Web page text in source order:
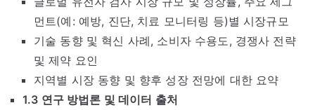
먼트(예: 예방, 진단, 치료 모니터링 등)별 시장규모
기술 동향 및 혁신 사례, 소비자 수용도, 경쟁사 전략
및 제약 요인
지역별 시장 동향 및 향후 성장 전망에 대한 요약
1.3 연구 방법론 및 데이터 출처